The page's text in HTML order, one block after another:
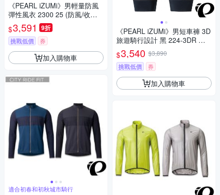
《PEARL iZUMi》男輕量防風
彈性風衣 2300 25 (防風/收納/
輕量/防潑水/運動/慢跑/自行車)
$3,591 9折
挑戰低價 券
加入購物車
適合初春和初秋城市騎行
《PEARL iZUMi》男短車褲 3D
旅遊騎行設計 黑 224-3DR 防
曬 吸汗 透氣 日本製 單車褲 車
褲 競賽/運動
$3,540 $3,890
挑戰低價
券
加入購物車